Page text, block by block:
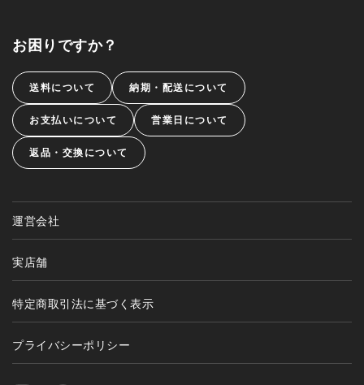
お困りですか？
送料について 納期・配送について
お支払いについて 営業日について
返品・交換について
運営会社
実店舗
特定商取引法に基づく表示
プライバシーポリシー